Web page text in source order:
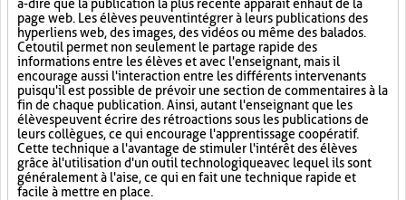
à-dire que la publication la plus récente apparaît en haut de la
page web. Les élèves peuvent intégrer à leurs publications des
hyperliens web, des images, des vidéos ou même des balados.
Cet outil permet non seulement le partage rapide des
informations entre les élèves et avec l'enseignant, mais il
encourage aussi l'interaction entre les différents intervenants
puisqu'il est possible de prévoir une section de commentaires à la
fin de chaque publication. Ainsi, autant l'enseignant que les
élèves peuvent écrire des rétroactions sous les publications de
leurs collègues, ce qui encourage l'apprentissage coopératif.
Cette technique a l'avantage de stimuler l'intérêt des élèves
grâce à l'utilisation d'un outil technologique avec lequel ils sont
généralement à l'aise, ce qui en fait une technique rapide et
facile à mettre en place.